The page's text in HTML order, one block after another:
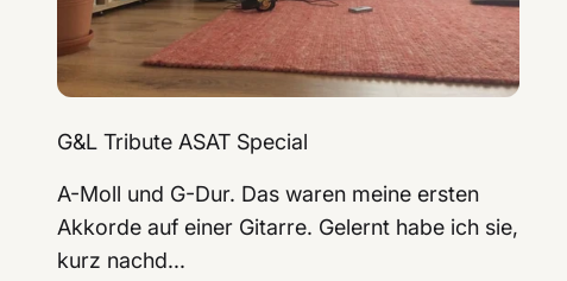
G&L Tribute ASAT Special
A-Moll und G-Dur. Das waren meine ersten
Akkorde auf einer Gitarre. Gelernt habe ich sie,
kurz nachd...